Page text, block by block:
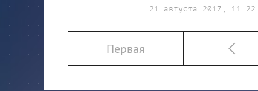
21 августа 2017, 11:22
Первая